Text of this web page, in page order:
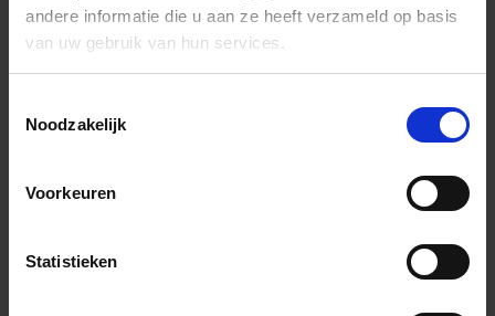
andere informatie die u aan ze heeft verzameld op basis
van uw gebruik van hun services.
Noodzakelijk
Voorkeuren
Statistieken